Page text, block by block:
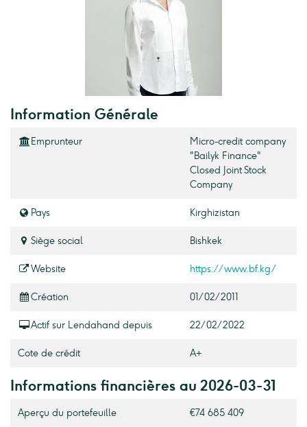
Information Générale
Emprunteur
Micro-credit company
"Bailyk Finance"
Closed Joint Stock
Company
Pays Kirghizistan
Siège social Bishkek
Website https://www.bf.kg/
Création 01/02/2011
Actif sur Lendahand depuis 22/02/2022
Cote de crédit A+
Informations financières au 2026-03-31
Aperçu du portefeuille €74 685 409